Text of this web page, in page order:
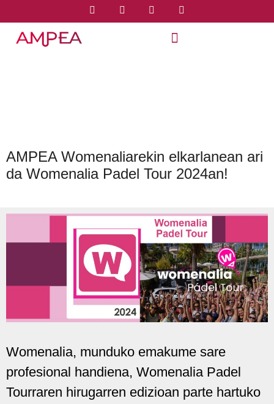
AMPEA Womenaliarekin elkarlanean ari
da Womenalia Padel Tour 2024an!
Womenalia, munduko emakume sare
profesional handiena, Womenalia Padel
Tourraren hirugarren edizioan parte hartuko